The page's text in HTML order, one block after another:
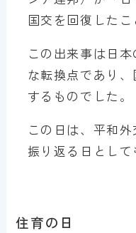
国交を回復したこ
この出来事は日
な転換点であり
するものでした。
この日は、平和
振り返る日として
住育の日